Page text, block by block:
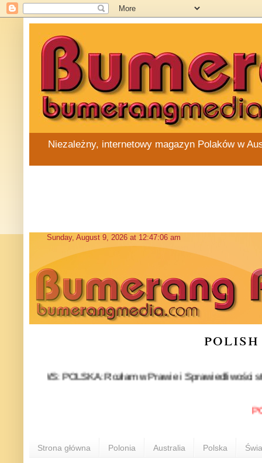
Niezależny, internetowy magazyn Polaków w
NEWS: POLSKA: Rozłam w Prawie i Sprawiedliwości stał
Strona główna Polonia Australia Polska